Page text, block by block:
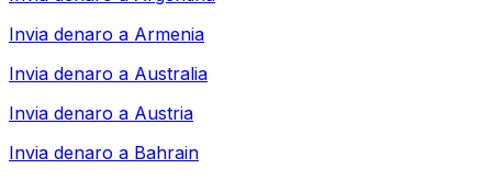
Invia denaro a Armenia
Invia denaro a Australia
Invia denaro a Austria
Invia denaro a Bahrain